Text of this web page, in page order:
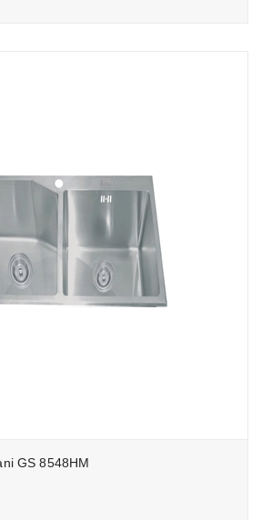
GS 8548HM